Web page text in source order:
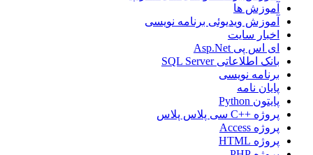
آموزش ها
آموزش ویدیوئی برنامه نویسی
اخبار سایت
ای اس پی Asp.Net
بانک اطلاعاتی SQL Server
برنامه نویسی
پایان نامه
پایتون Python
پروژه ++C سی پلاس پلاس
پروژه Access
پروژه HTML